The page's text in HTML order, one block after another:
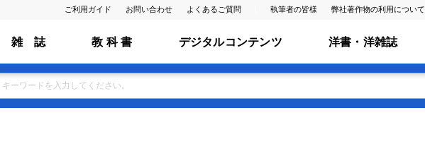
ご利用ガイド お問い合わせ よくあるご質問 執筆者の皆様 弊社著作物の利用について
雑 誌 教 科 書 デジタルコンテンツ 洋書・洋雑誌